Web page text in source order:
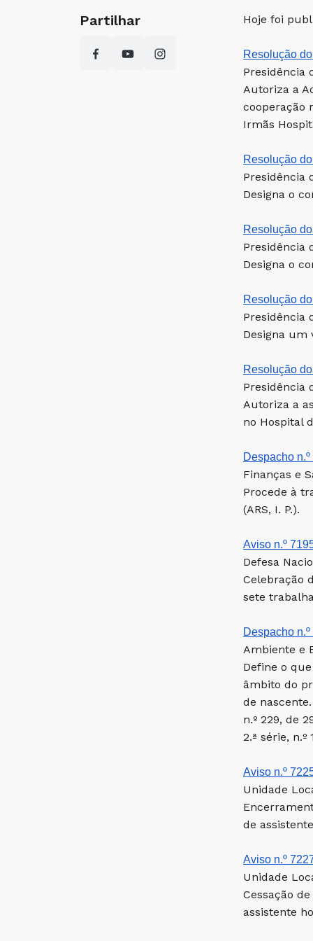
Partilhar Hoje foi
Resolução
Presidência
Autoriza a
cooperação
Irmãs
Resolução
Presidência
Designa o
Resolução
Presidência
Designa o
Resolução
Presidência
Designa um
Resolução
Presidência
Autoriza a
no Hospital
Despacho
Finanças e
Procede à
(ARS, I. P.).
Aviso n.º
Defesa
Celebração
sete
Despacho
Ambiente e
Define o
âmbito do
de
n.º 229, de
2.ª série, n.º
Aviso n.º
Unidade
de
Aviso n.º
Unidade
Cessação
assistente